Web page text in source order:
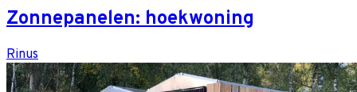
Zonnepanelen: hoekwoning
Rinus